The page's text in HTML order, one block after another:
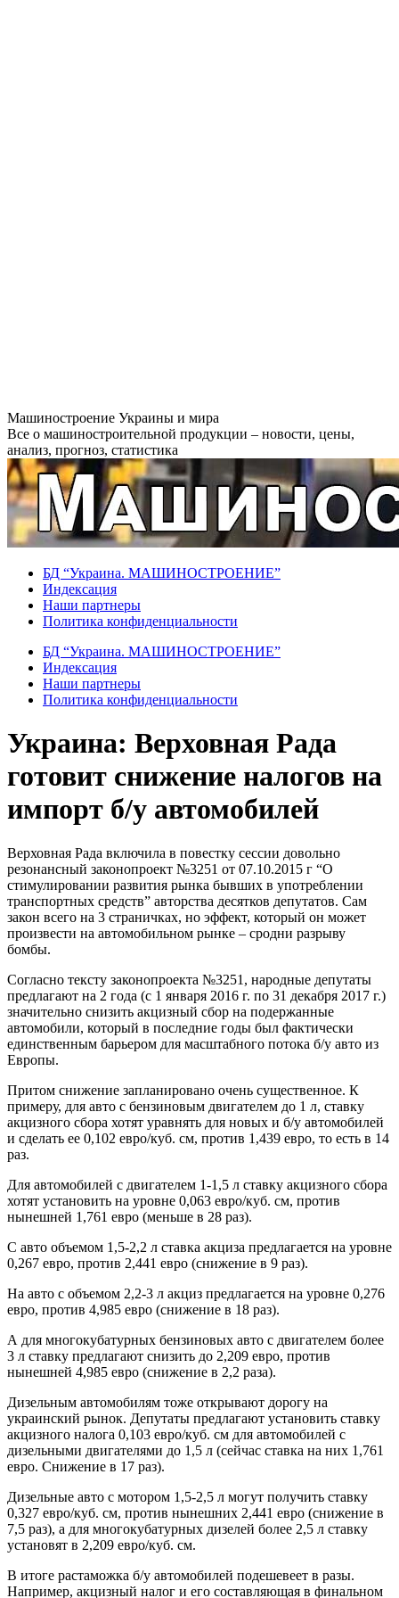
Перейти
к
содержанию
Машиностроение Украины и мира
Все о машиностроительной продукции – новости, цены,
анализ, прогноз, статистика
БД “Украина. МАШИНОСТРОЕНИЕ”
Индекcация
Наши партнеры
Политика конфиденциальности
БД “Украина. МАШИНОСТРОЕНИЕ”
Индекcация
Наши партнеры
Политика конфиденциальности
Украина: Верховная Рада
готовит снижение налогов на
импорт б/у автомобилей
Верховная Рада включила в повестку сессии довольно
резонансный законопроект №3251 от 07.10.2015 г “О
стимулировании развития рынка бывших в употреблении
транспортных средств” авторства десятков депутатов. Сам
закон всего на 3 страничках, но эффект, который он может
произвести на автомобильном рынке – сродни разрыву
бомбы.
Согласно тексту законопроекта №3251, народные депутаты
предлагают на 2 года (с 1 января 2016 г. по 31 декабря 2017 г.)
значительно снизить акцизный сбор на подержанные
автомобили, который в последние годы был фактически
единственным барьером для масштабного потока б/у авто из
Европы.
Притом снижение запланировано очень существенное. К
примеру, для авто с бензиновым двигателем до 1 л, ставку
акцизного сбора хотят уравнять для новых и б/у автомобилей
и сделать ее 0,102 евро/куб. см, против 1,439 евро, то есть в 14
раз.
Для автомобилей с двигателем 1-1,5 л ставку акцизного сбора
хотят установить на уровне 0,063 евро/куб. см, против
нынешней 1,761 евро (меньше в 28 раз).
С авто объемом 1,5-2,2 л ставка акциза предлагается на уровне
0,267 евро, против 2,441 евро (снижение в 9 раз).
На авто с объемом 2,2-3 л акциз предлагается на уровне 0,276
евро, против 4,985 евро (снижение в 18 раз).
А для многокубатурных бензиновых авто с двигателем более
3 л ставку предлагают снизить до 2,209 евро, против
нынешней 4,985 евро (снижение в 2,2 раза).
Дизельным автомобилям тоже открывают дорогу на
украинский рынок. Депутаты предлагают установить ставку
акцизного налога 0,103 евро/куб. см для автомобилей с
дизельными двигателями до 1,5 л (сейчас ставка на них 1,761
евро. Снижение в 17 раз).
Дизельные авто с мотором 1,5-2,5 л могут получить ставку
0,327 евро/куб. см, против нынешних 2,441 евро (снижение в
7,5 раз), а для многокубатурных дизелей более 2,5 л ставку
установят в 2,209 евро/куб. см.
В итоге растаможка б/у автомобилей подешевеет в разы.
Например, акцизный налог и его составляющая в финальном